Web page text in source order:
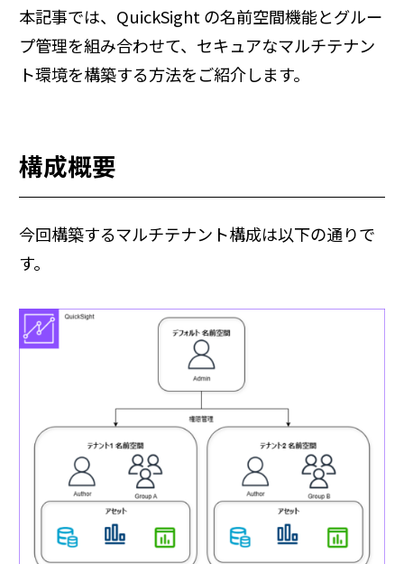
本記事では、QuickSight の名前空間機能とグルー
プ管理を組み合わせて、セキュアなマルチテナン
ト環境を構築する方法をご紹介します。
構成概要
今回構築するマルチテナント構成は以下の通りで
す。